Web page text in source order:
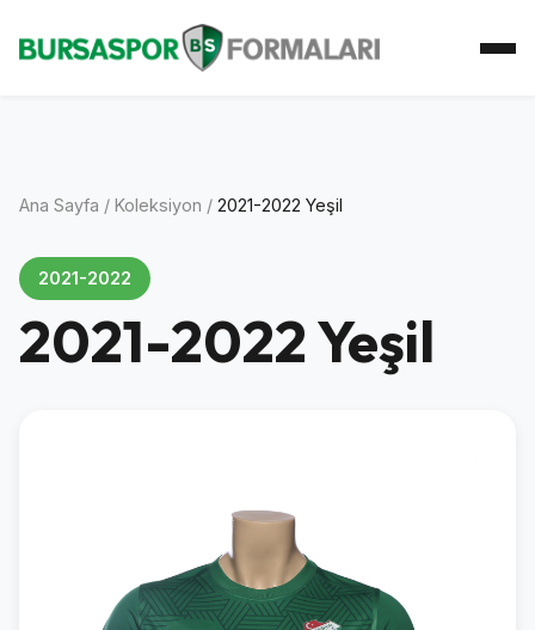
Koleksiyon
Ana Sayfa / Koleksiyon / 2021-2022 Yeşil
2021-2022
2021-2022 Yeşil